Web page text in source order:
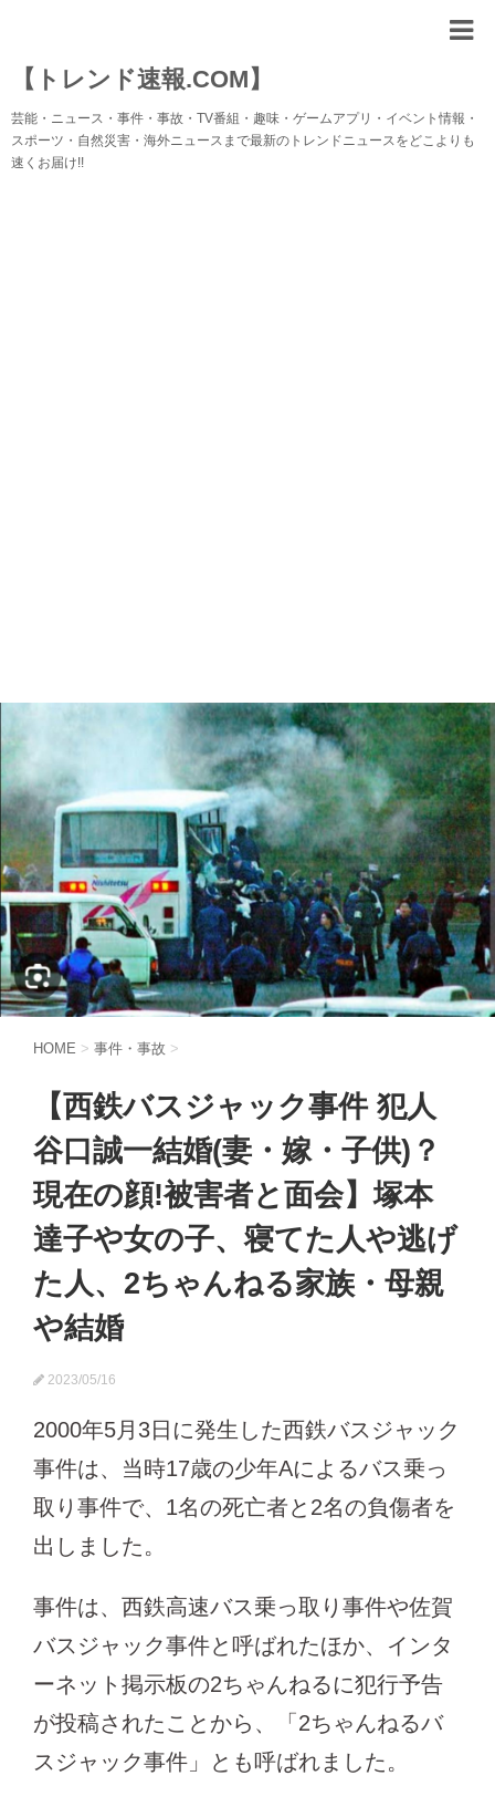
【トレンド速報.COM】
芸能・ニュース・事件・事故・TV番組・趣味・ゲームアプリ・イベント情報・
スポーツ・自然災害・海外ニュースまで最新のトレンドニュースをどこよりも
速くお届け!!
HOME > 事件・事故 >
【西鉄バスジャック事件 犯人
谷口誠一結婚(妻・嫁・子供)？
現在の顔!被害者と面会】塚本
達子や女の子、寝てた人や逃げ
た人、2ちゃんねる家族・母親
や結婚
2023/05/16
2000年5月3日に発生した西鉄バスジャック
事件は、当時17歳の少年Aによるバス乗っ
取り事件で、1名の死亡者と2名の負傷者を
出しました。
事件は、西鉄高速バス乗っ取り事件や佐賀
バスジャック事件と呼ばれたほか、インタ
ーネット掲示板の2ちゃんねるに犯行予告
が投稿されたことから、「2ちゃんねるバ
スジャック事件」とも呼ばれました。